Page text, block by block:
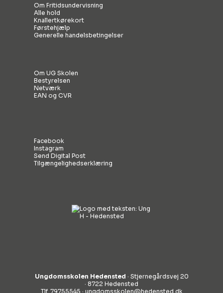
Om Fritidsundervisning
Alle hold
Knallertkørekort
Førstehjælp
Generelle handelsbetingelser
Om UG Skolen
Bestyrelsen
Netværk
EAN og CVR
Facebook
Instagram
Send Digital Post
Tilgængelighedserklæring
Ungdomsskolen Hedensted · Stjernegårdsvej 20
· 8722 Hedensted
Tlf. 79755545 · ungdomsskolen@hedensted.dk